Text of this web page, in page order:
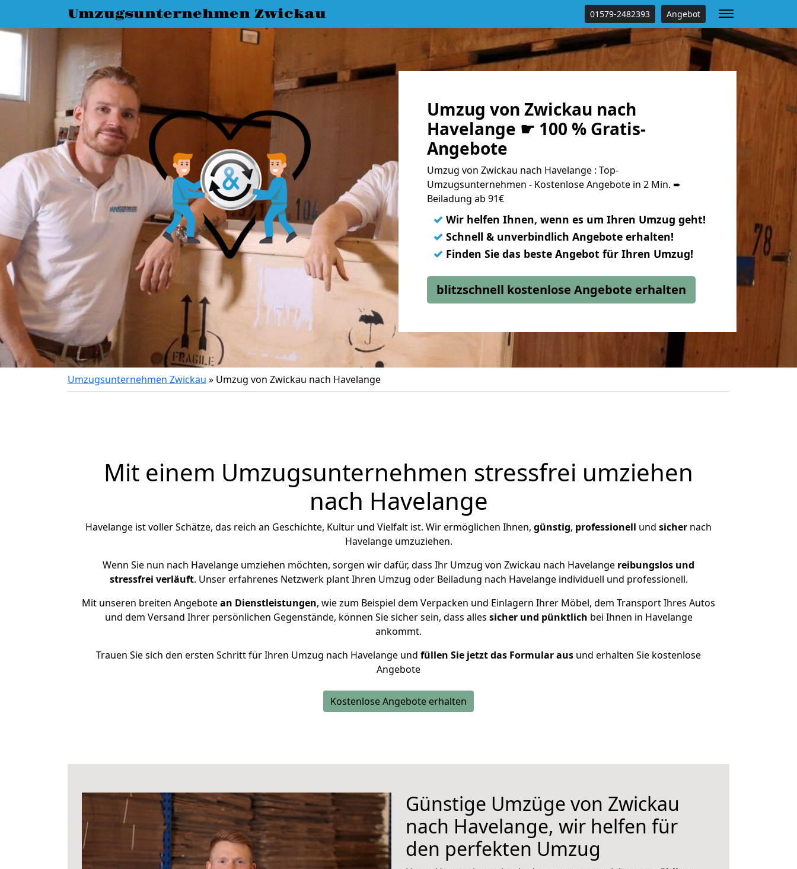
Umzugsunternehmen Zwickau 01579-2482393 Angebot
Umzug von Zwickau nach
Havelange ☛ 100 % Gratis-
Angebote
Umzug von Zwickau nach Havelange : Top-
Umzugsunternehmen - Kostenlose Angebote in 2 Min. ➨
Beiladung ab 91€
✓ Wir helfen Ihnen, wenn es um Ihren Umzug geht!
✓ Schnell & unverbindlich Angebote erhalten!
✓ Finden Sie das beste Angebot für Ihren Umzug!
blitzschnell kostenlose Angebote erhalten
Umzugsunternehmen Zwickau » Umzug von Zwickau nach Havelange
Mit einem Umzugsunternehmen stressfrei umziehen
nach Havelange
Havelange ist voller Schätze, das reich an Geschichte, Kultur und Vielfalt ist. Wir ermöglichen Ihnen, günstig, professionell und sicher nach
Havelange umzuziehen.
Wenn Sie nun nach Havelange umziehen möchten, sorgen wir dafür, dass Ihr Umzug von Zwickau nach Havelange reibungslos und
stressfrei verläuft. Unser erfahrenes Netzwerk plant Ihren Umzug oder Beiladung nach Havelange individuell und professionell.
Mit unseren breiten Angebotean Dienstleistungen, wie zum Beispiel dem Verpacken und Einlagern Ihrer Möbel, dem Transport Ihres Autos
und dem Versand Ihrer persönlichen Gegenstände, können Sie sicher sein, dass alles sicher und pünktlich bei Ihnen in Havelange
ankommt.
Trauen Sie sich den ersten Schritt für Ihren Umzug nach Havelange und füllen Sie jetzt das Formular aus und erhalten Sie kostenlose
Angebote
Kostenlose Angebote erhalten
Günstige Umzüge von Zwickau
nach Havelange, wir helfen für
den perfekten Umzug